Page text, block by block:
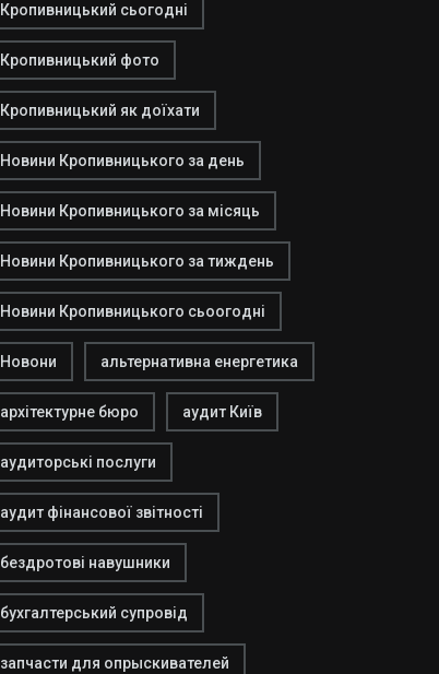
Кропивницький сьогодні
Кропивницький фото
Кропивницький як доїхати
Новини Кропивницького за день
Новини Кропивницького за місяць
Новини Кропивницького за тиждень
Новини Кропивницького сьоогодні
Новони альтернативна енергетика
архітектурне бюро аудит Київ
аудиторські послуги
аудит фінансової звітності
бездротові навушники
бухгалтерський супровід
запчасти для опрыскивателей